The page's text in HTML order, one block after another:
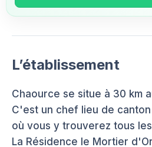
L’établissement
Chaource se situe à 30 km
C'est un chef lieu de canton
où vous y trouverez tous
La Résidence le Mortier